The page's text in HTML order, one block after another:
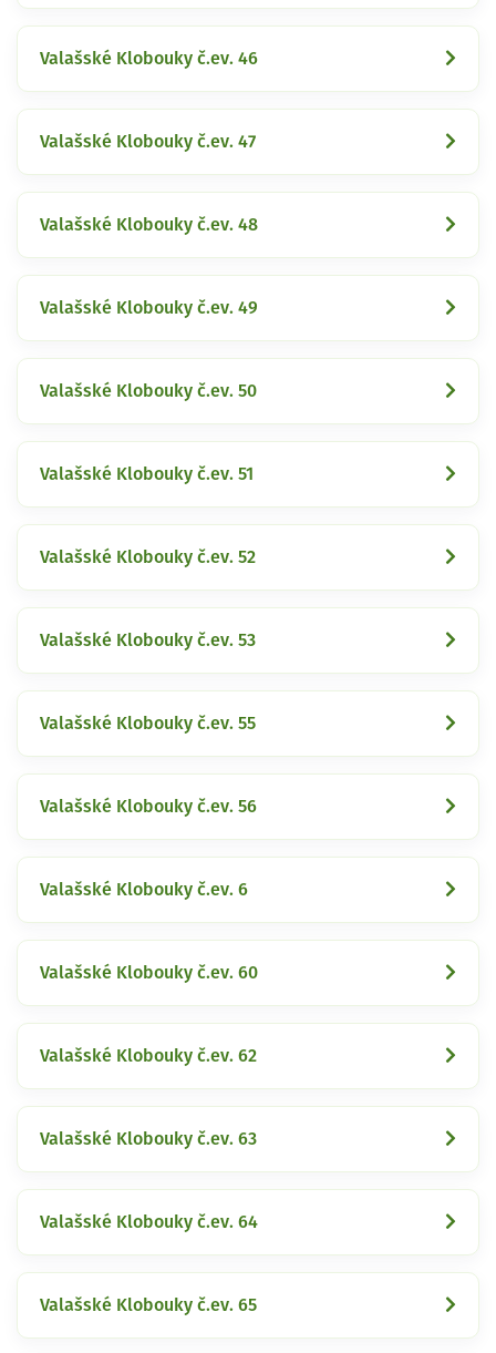
Valašské Klobouky č.ev. 46
Valašské Klobouky č.ev. 47
Valašské Klobouky č.ev. 48
Valašské Klobouky č.ev. 49
Valašské Klobouky č.ev. 50
Valašské Klobouky č.ev. 51
Valašské Klobouky č.ev. 52
Valašské Klobouky č.ev. 53
Valašské Klobouky č.ev. 55
Valašské Klobouky č.ev. 56
Valašské Klobouky č.ev. 6
Valašské Klobouky č.ev. 60
Valašské Klobouky č.ev. 62
Valašské Klobouky č.ev. 63
Valašské Klobouky č.ev. 64
Valašské Klobouky č.ev. 65